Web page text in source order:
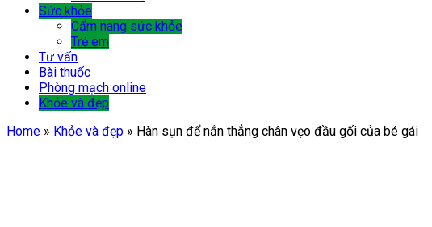
Sức khỏe
Cẩm nang sức khỏe
Trẻ em
Tư vấn
Bài thuốc
Phòng mạch online
Khỏe và đẹp
Home » Khỏe và đẹp » Hàn sụn để nắn thẳng chân vẹo đầu gối của bé gái